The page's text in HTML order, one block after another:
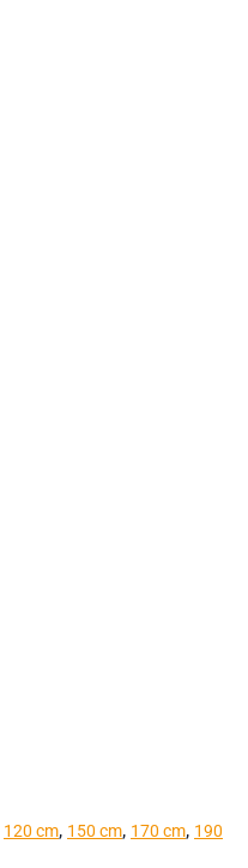
120 cm, 150 cm, 170 cm, 190